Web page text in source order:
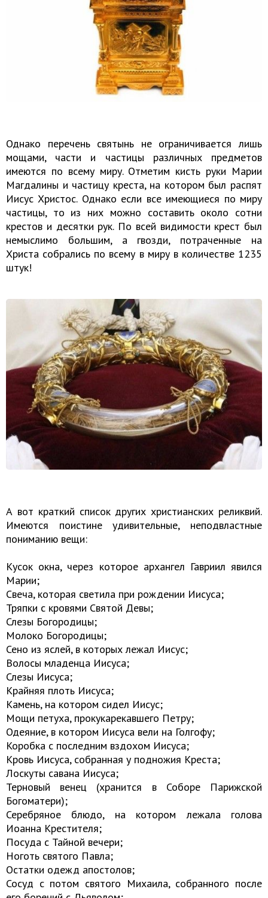
Однако перечень святынь не ограничивается лишь
мощами, части и частицы различных предметов
имеются по всему миру. Отметим кисть руки Марии
Магдалины и частицу креста, на котором был распят
Иисус Христос. Однако если все имеющиеся по миру
частицы, то из них можно составить около сотни
крестов и десятки рук. По всей видимости крест был
немыслимо большим, а гвозди, потраченные на
Христа собрались по всему в миру в количестве 1235
штук!
А вот краткий список других христианских реликвий.
Имеются поистине удивительные, неподвластные
пониманию вещи:
Кусок окна, через которое архангел Гавриил явился
Марии;
Свеча, которая светила при рождении Иисуса;
Тряпки с кровями Святой Девы;
Слезы Богородицы;
Молоко Богородицы;
Сено из яслей, в которых лежал Иисус;
Волосы младенца Иисуса;
Слезы Иисуса;
Крайняя плоть Иисуса;
Камень, на котором сидел Иисус;
Мощи петуха, прокукарекавшего Петру;
Одеяние, в котором Иисуса вели на Голгофу;
Коробка с последним вздохом Иисуса;
Кровь Иисуса, собранная у подножия Креста;
Лоскуты савана Иисуса;
Терновый венец (хранится в Соборе Парижской
Богоматери);
Серебряное блюдо, на котором лежала голова
Иоанна Крестителя;
Посуда с Тайной вечери;
Ноготь святого Павла;
Остатки одежд апостолов;
Сосуд с потом святого Михаила, собранного после